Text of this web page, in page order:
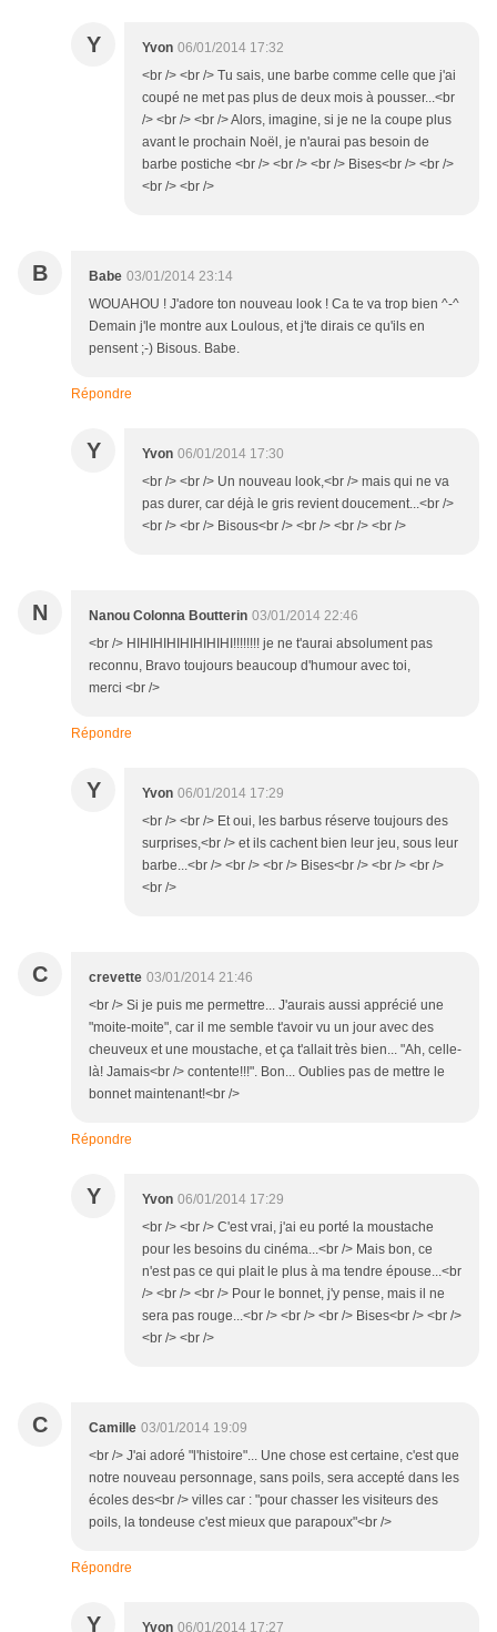
Y Yvon 06/01/2014 17:32
<br /> <br /> Tu sais, une barbe comme celle que j'ai
coupé ne met pas plus de deux mois à pousser...<br
/> <br /> <br /> Alors, imagine, si je ne la coupe plus
avant le prochain Noël, je n'aurai pas besoin de
barbe postiche <br /> <br /> <br /> Bises<br /> <br />
<br /> <br />
B Babe 03/01/2014 23:14
WOUAHOU ! J'adore ton nouveau look ! Ca te va trop bien ^-^
Demain j'le montre aux Loulous, et j'te dirais ce qu'ils en
pensent ;-) Bisous. Babe.
Répondre
Y Yvon 06/01/2014 17:30
<br /> <br /> Un nouveau look,<br /> mais qui ne va
pas durer, car déjà le gris revient doucement...<br />
<br /> <br /> Bisous<br /> <br /> <br /> <br />
N Nanou Colonna Boutterin 03/01/2014 22:46
<br /> HIHIHIHIHIHIHIHI!!!!!!!! je ne t'aurai absolument pas
reconnu, Bravo toujours beaucoup d'humour avec toi,
merci <br />
Répondre
Y Yvon 06/01/2014 17:29
<br /> <br /> Et oui, les barbus réserve toujours des
surprises,<br /> et ils cachent bien leur jeu, sous leur
barbe...<br /> <br /> <br /> Bises<br /> <br /> <br />
<br />
C crevette 03/01/2014 21:46
<br /> Si je puis me permettre... J'aurais aussi apprécié une
"moite-moite", car il me semble t'avoir vu un jour avec des
cheuveux et une moustache, et ça t'allait très bien... "Ah, celle-
là! Jamais<br /> contente!!!". Bon... Oublies pas de mettre le
bonnet maintenant!<br />
Répondre
Y Yvon 06/01/2014 17:29
<br /> <br /> C'est vrai, j'ai eu porté la moustache
pour les besoins du cinéma...<br /> Mais bon, ce
n'est pas ce qui plait le plus à ma tendre épouse...<br
/> <br /> <br /> Pour le bonnet, j'y pense, mais il ne
sera pas rouge...<br /> <br /> <br /> Bises<br /> <br />
<br /> <br />
C Camille 03/01/2014 19:09
<br /> J'ai adoré "l'histoire"... Une chose est certaine, c'est que
notre nouveau personnage, sans poils, sera accepté dans les
écoles des<br /> villes car : "pour chasser les visiteurs des
poils, la tondeuse c'est mieux que parapoux"<br />
Répondre
Y Yvon 06/01/2014 17:27